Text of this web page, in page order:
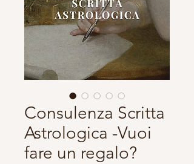
Consulenza Scritta
Astrologica -Vuoi
fare un regalo?